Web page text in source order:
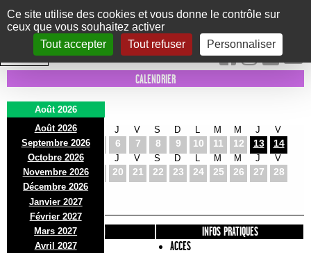
Panneau de gestion des cookies
Ce site utilise des cookies et vous donne le contrôle sur
ceux que vous souhaitez activer
Tout accepter
Tout refuser Personnaliser
Le Marni
CONCERTS DANSE/CIRQUE THÉÂTRE KIDS EXPOS EVENTS
INTRA MUROS
CALENDRIER
Août 2026
Août 2026
Septembre 2026
Octobre 2026
Novembre 2026
Décembre 2026
Janvier 2027
Février 2027
Mars 2027
Avril 2027
D
2
L
3
M
4
J
6
V
7
S
8
D
9 10
M
11
M
12
J
13
V
14
D
16
L
17
M
18
J
20
V
21
S
22
D
23 24
M
25
M
26
J
27
V
28
D
30
L
31
PRÉSENTATION
INFOS PRATIQUES
ACCES